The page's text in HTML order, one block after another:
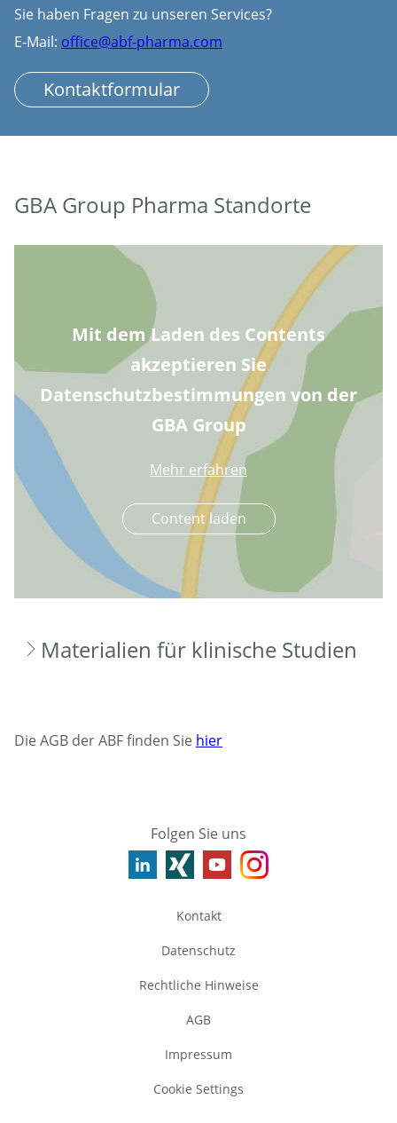
Sie haben Fragen zu unseren Services?
E-Mail: office@abf-pharma.com
Kontaktformular
GBA Group Pharma Standorte
Mit dem Laden des Contents
akzeptieren Sie
Datenschutzbestimmungen von der
GBA Group
Mehr erfahren
Content laden
Materialien für klinische Studien
Die AGB der ABF finden Sie hier
Folgen Sie uns
Kontakt
Datenschutz
Rechtliche Hinweise
AGB
Impressum
Cookie Settings